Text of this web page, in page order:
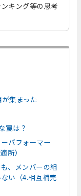
キング等の思考
集まった
罠は？
ーパフォーマー
所）
、メンバーの組
い（4.相互補完